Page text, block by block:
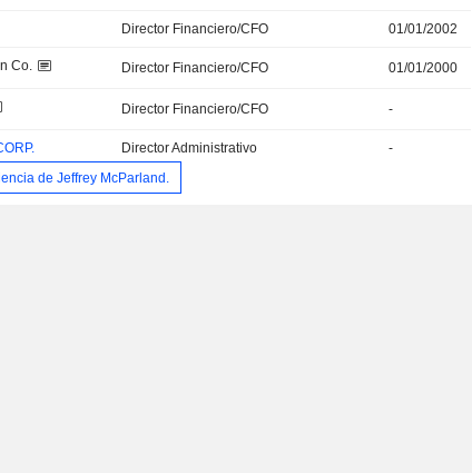
Director Financiero/CFO 01/01/2002
Co. Director Financiero/CFO 01/01/2000
Director Financiero/CFO -
Director Administrativo
-
de Jeffrey McParland.